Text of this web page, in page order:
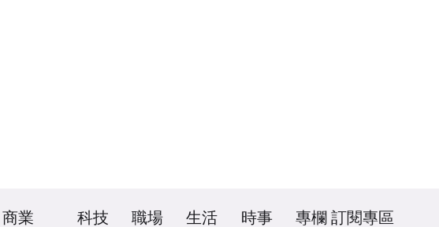
商業 科技 職場 生活 時事 專欄 訂閱專區